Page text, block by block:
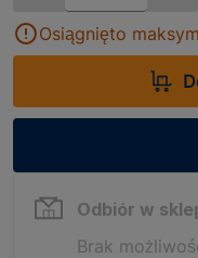
Osiągnięto
Odbiór w
Brak